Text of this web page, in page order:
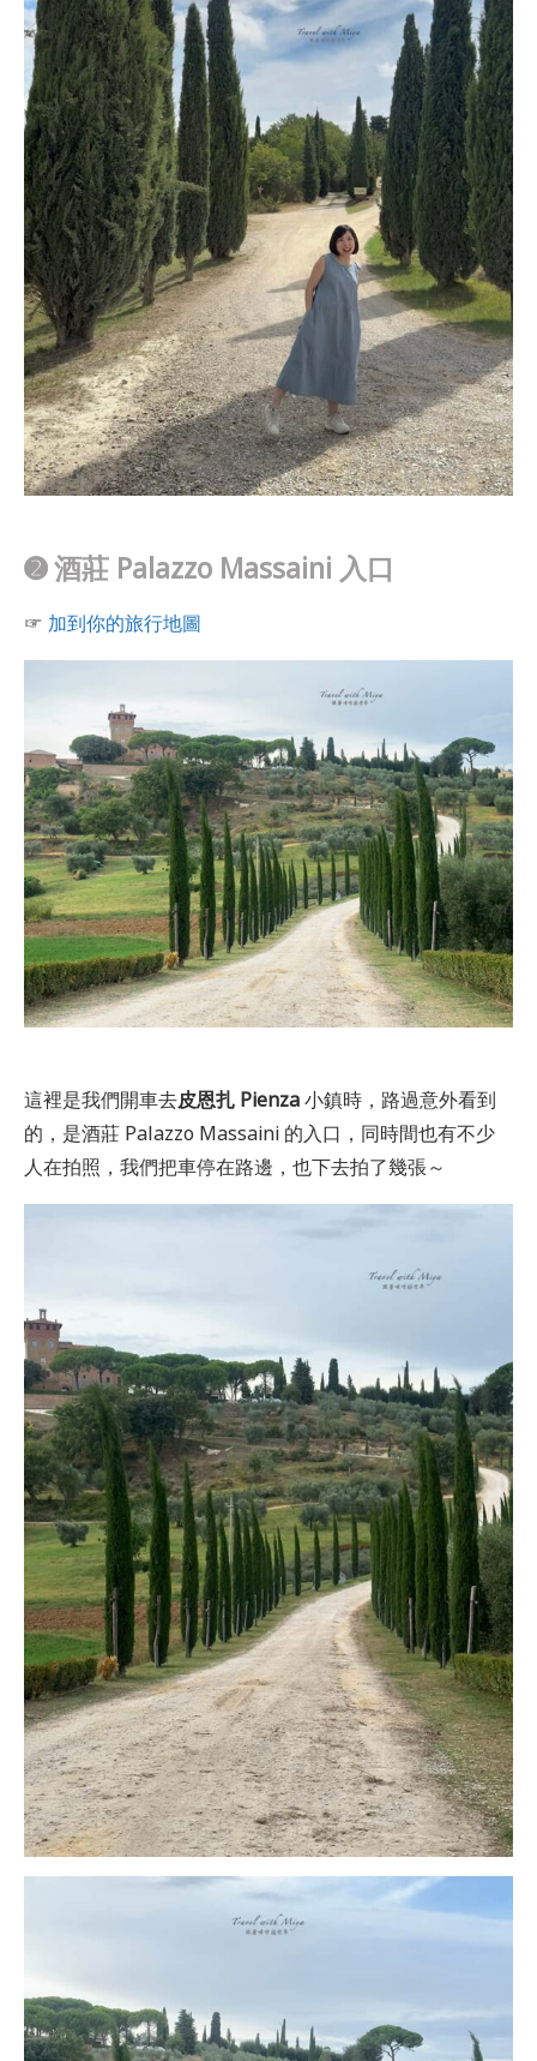
➋酒莊 Palazzo Massaini 入口
☞ 加到你的旅行地圖
這裡是我們開車去皮恩扎 Pienza小鎮時，路過意外看到
的，是酒莊 Palazzo Massaini 的入口，同時間也有不少
人在拍照，我們把車停在路邊，也下去拍了幾張～